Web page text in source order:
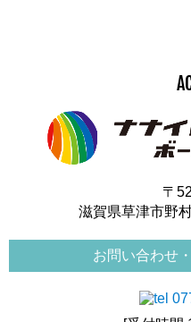
〒
滋賀県草津市野
お問い合わせ